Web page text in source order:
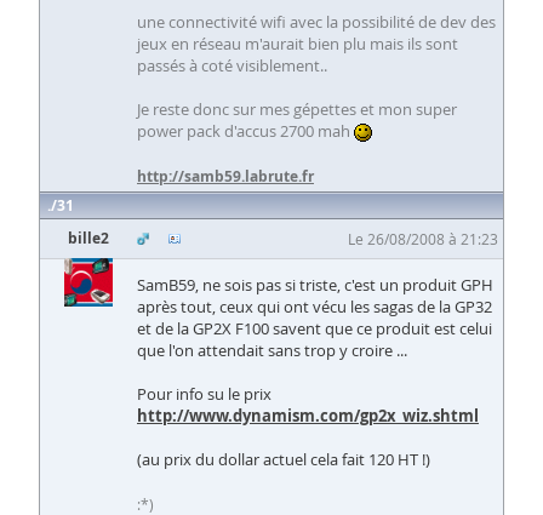
une connectivité wifi avec la possibilité de dev des
jeux en réseau m'aurait bien plu mais ils sont
passés à coté visiblement..
Je reste donc sur mes gépettes et mon super
power pack d'accus 2700 mah
http://samb59.labrute.fr
31
bille2
Le 26/08/2008 à 21:23
SamB59, ne sois pas si triste, c'est un produit GPH
après tout, ceux qui ont vécu les sagas de la GP32
et de la GP2X F100 savent que ce produit est celui
que l'on attendait sans trop y croire ...
Pour info su le prix
http://www.dynamism.com/gp2x_wiz.shtml
(au prix du dollar actuel cela fait 120 HT !)
:*)